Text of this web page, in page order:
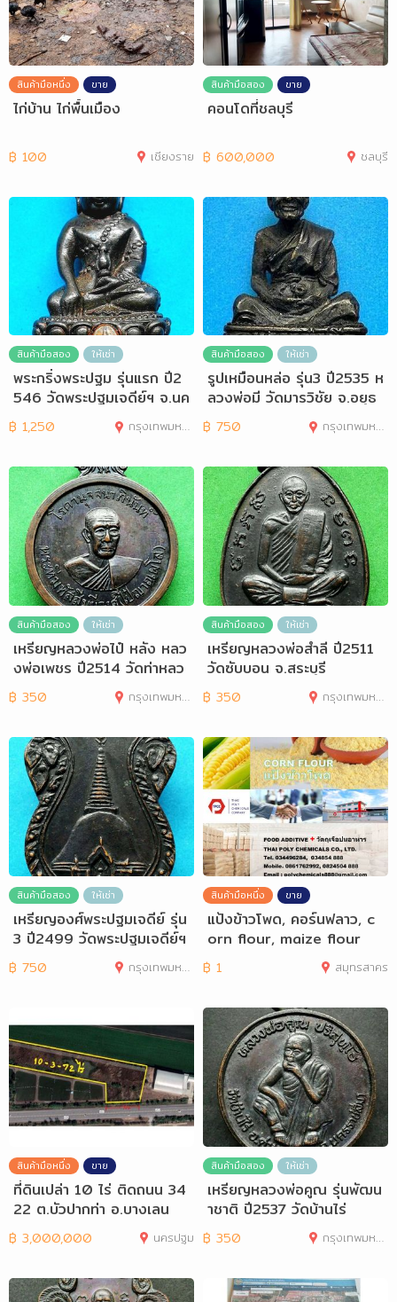
สินค้ามือหนึ่ง ขาย
ไก่บ้าน ไก่พื้นเมือง
฿ 100 เชียงราย
สินค้ามือสอง ขาย
คอนโดที่ชลบุรี
฿ 600,000 ชลบุรี
สินค้ามือสอง ให้เช่า
พระกริ่งพระปฐม รุ่นแรก ปี2
546 วัดพระปฐมเจดีย์ฯ จ.นค
รปฐม
฿ 1,250 กรุงเทพมหานคร
สินค้ามือสอง ให้เช่า
รูปเหมือนหล่อ รุ่น3 ปี2535 ห
ลวงพ่อมี วัดมารวิชัย จ.อยุธ
ยา
฿ 750 กรุงเทพมหานคร
สินค้ามือสอง ให้เช่า
เหรียญหลวงพ่อไป๋ หลัง หลว
งพ่อเพชร ปี2514 วัดท่าหลว
ง จ.พิจิตร
฿ 350 กรุงเทพมหานคร
สินค้ามือสอง ให้เช่า
เหรียญหลวงพ่อสำลี ปี2511
วัดซับบอน จ.สระบุรี
฿ 350 กรุงเทพมหานคร
สินค้ามือสอง ให้เช่า
เหรียญองศ์พระปฐมเจดีย์ รุ่น
3 ปี2499 วัดพระปฐมเจดีย์ฯ
จ.นครปฐ
฿ 750 กรุงเทพมหานคร
สินค้ามือหนึ่ง ขาย
แป้งข้าวโพด, คอร์นฟลาว, c
orn flour, maize flour
฿ 1 สมุทรสาคร
สินค้ามือหนึ่ง ขาย
ที่ดินเปล่า 10 ไร่ ติดถนน 34
22 ต.บัวปากท่า อ.บางเลน
จ.นครปฐม
฿ 3,000,000 นครปฐม
สินค้ามือสอง ให้เช่า
เหรียญหลวงพ่อคูณ รุ่นพัฒน
าชาติ ปี2537 วัดบ้านไร่
฿ 350 กรุงเทพมหานคร